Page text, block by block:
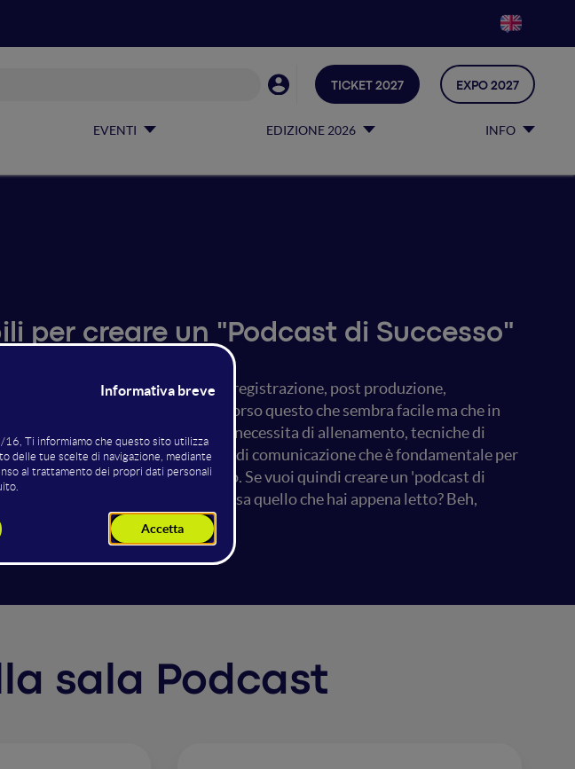
EVENTI EDIZIONE 2026 INFO
TICKET 2027 EXPO 2027
per creare un "Podcast di Successo"
degli step quali, ideazione, registrazione, post produzione,
e, in ultimo, analisi dati. Un percorso questo che sembra facile ma che in
perché di mezzo c'è la voce che necessita di allenamento, tecniche di
è uno strumento, un canale di comunicazione che è fondamentale per
Può però anche danneggiarlo. Se vuoi quindi creare un 'podcast di
monitorare e agire. Ti dice qualcosa quello che hai appena letto? Beh,
sala Podcast